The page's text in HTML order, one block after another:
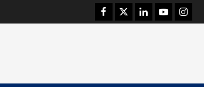
Facebook
TwitterLinkedinYoutube